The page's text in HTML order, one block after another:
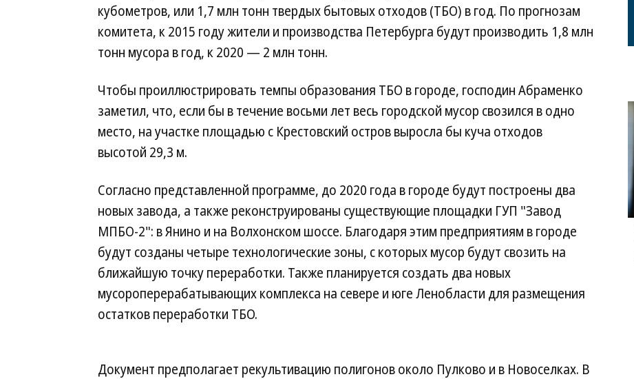
кубометров, или 1,7 млн тонн твердых бытовых отходов (ТБО) в год. По прогнозам
комитета, к 2015 году жители и производства Петербурга будут производить 1,8 млн
тонн мусора в год, к 2020 — 2 млн тонн.
Чтобы проиллюстрировать темпы образования ТБО в городе, господин Абраменко
заметил, что, если бы в течение восьми лет весь городской мусор свозился в одно
место, на участке площадью с Крестовский остров выросла бы куча отходов
высотой 29,3 м.
Согласно представленной программе, до 2020 года в городе будут построены два
новых завода, а также реконструированы существующие площадки ГУП "Завод
МПБО-2": в Янино и на Волхонском шоссе. Благодаря этим предприятиям в городе
будут созданы четыре технологические зоны, с которых мусор будут свозить на
ближайшую точку переработки. Также планируется создать два новых
мусороперерабатывающих комплекса на севере и юге Ленобласти для размещения
остатков переработки ТБО.
Документ предполагает рекультивацию полигонов около Пулково и в Новоселках. В